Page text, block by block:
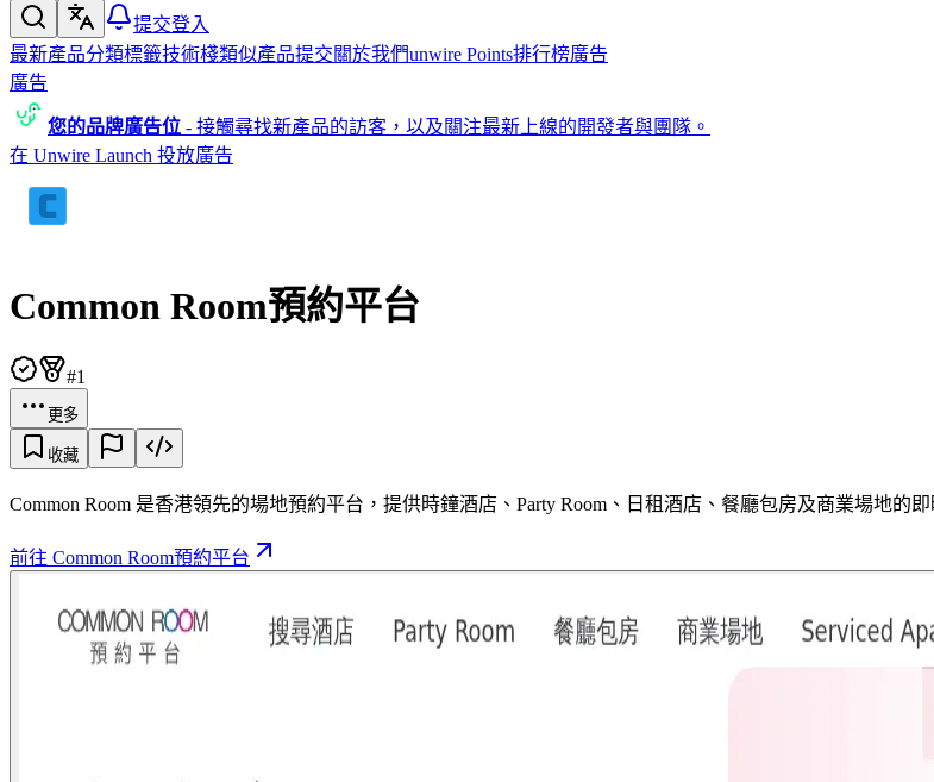
提交登入
最新產品分類標籤技術棧類似產品提交關於我們unwire Points排行榜廣告
廣告
您的品牌廣告位 - 接觸尋找新產品的訪客，以及關注最新上線的開發者與團隊。
在 Unwire Launch 投放廣告
Common Room預約平台
#1
更多
收藏
Common Room 是香港領先的場地預約平台，提供時鐘酒店、Party Room、日租酒店、餐廳包房及商業場地的
前往 Common Room預約平台